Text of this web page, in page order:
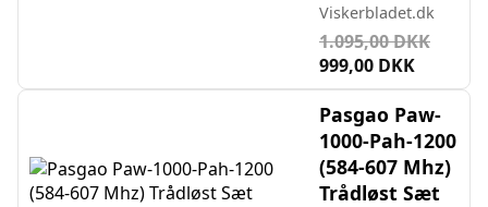
Viskerbladet.dk
1.095,00 DKK
999,00 DKK
Pasgao Paw-
1000-Pah-1200
(584-607 Mhz)
Trådløst Sæt